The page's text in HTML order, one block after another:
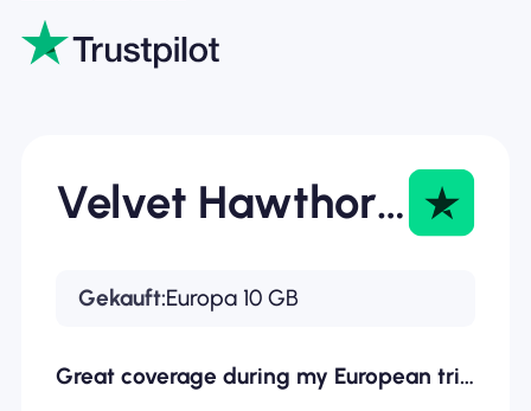
Velvet Hawthorne
Gekauft:Europa 10 GB
Great coverage during my European trip…